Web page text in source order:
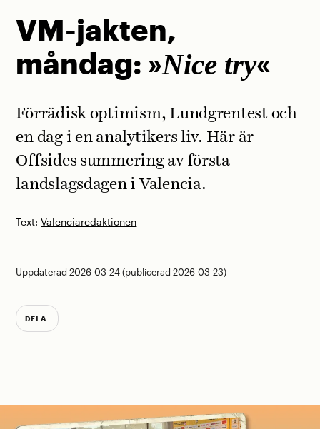
VM-jakten,
måndag: »Nice try«
Text:Valenciaredaktionen
Förrädisk optimism, Lundgrentest och
en dag i en analytikers liv. Här är
Offsides summering av första
landslagsdagen i Valencia.
Uppdaterad 2026-03-24 (publicerad 2026-03-23)
DELA